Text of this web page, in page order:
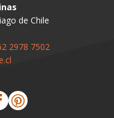
de Chile
2978 7502